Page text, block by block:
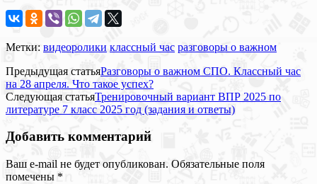
Метки: видеоролики классный час разговоры о важном
Предыдущая статьяРазговоры о важном СПО. Классный час
на 28 апреля. Что такое успех?
Следующая статьяТренировочный вариант ВПР 2025 по
литературе 7 класс 2025 год (задания и ответы)
Добавить комментарий
Ваш e-mail не будет опубликован. Обязательные поля
помечены *